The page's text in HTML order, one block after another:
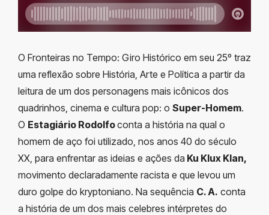
O Fronteiras no Tempo: Giro Histórico em seu 25º traz
uma reflexão sobre História, Arte e Política a partir da
leitura de um dos personagens mais icônicos dos
quadrinhos, cinema e cultura pop: o Super-Homem.
O Estagiário Rodolfoconta a história na qual o
homem de aço foi utilizado, nos anos 40 do século
XX, para enfrentar as ideias e ações da Ku Klux Klan,
movimento declaradamente racista e que levou um
duro golpe do kryptoniano. Na sequência C. A. conta
a história de um dos mais celebres intérpretes do